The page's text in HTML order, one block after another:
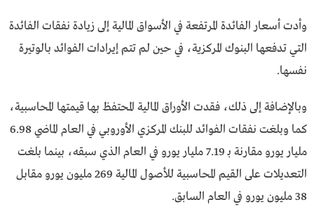
وأدت أسعار الفائدة المرتفعة في الأسواق المالية إلى زيادة نفقات الفائدة
التي تدفعها البنوك المركزية، في حين لم تتم إيرادات الفوائد بالوتيرة
نفسها.
وبالإضافة إلى ذلك، فقدت الأوراق المالية المحتفظ بها قيمتها المحاسبية،
كما وبلغت نفقات الفوائد للبنك المركزي الأوروبي في العام الماضي 6.98
مليار يورو مقارنة بـ 7.19 مليار يورو في العام الذي سبقه، بينما بلغت
التعديلات على القيم المحاسبية للأصول المالية 269 مليون يورو مقابل
38 مليون يورو في العام السابق.